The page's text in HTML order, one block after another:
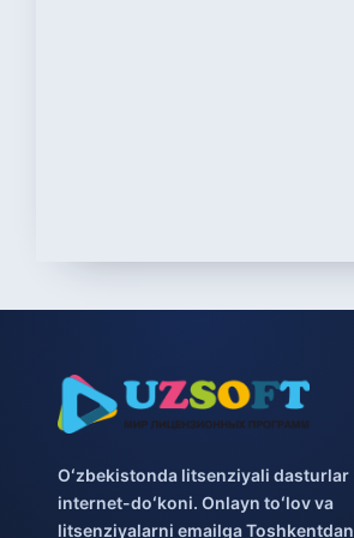
Oʻzbekistonda litsenziyali dasturlar
internet-doʻkoni. Onlayn toʻlov va
litsenziyalarni emailga Toshkentdan